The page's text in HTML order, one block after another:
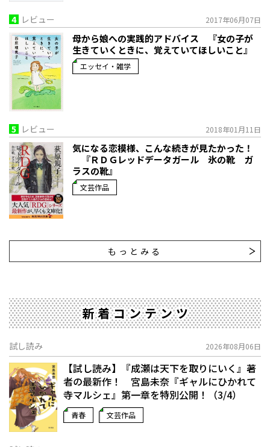
4 レビュー 2017年06月07日
母から娘への実践的アドバイス 『女の子が
生きていくときに、覚えていてほしいこと』
エッセイ・雑学
5 レビュー 2018年01月11日
気になる恋模様、こんな続きが見たかった！
『ＲＤＧレッドデータガール 氷の靴 ガ
ラスの靴』
文芸作品
もっとみる
新着コンテンツ
試し読み 2026年08月06日
【試し読み】『成瀬は天下を取りにいく』著
者の最新作！ 宮島未奈『ギャルにひかれて
寺マルシェ』第一章を特別公開！（3/4）
青春 文芸作品